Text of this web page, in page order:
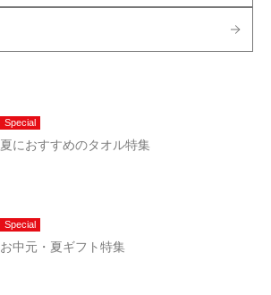
Special
夏におすすめのタオル特集
Special
お中元・夏ギフト特集